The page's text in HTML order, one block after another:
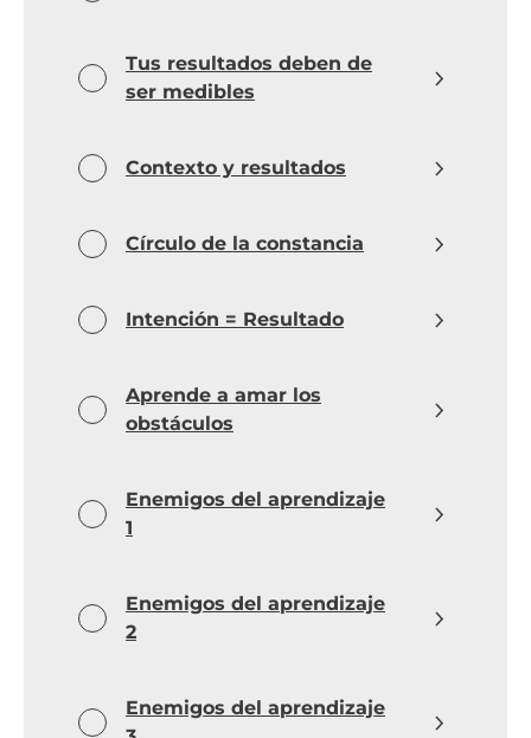
Tus resultados deben de
ser medibles
Contexto y resultados
Círculo de la constancia
Intención = Resultado
Aprende a amar los
obstáculos
Enemigos del aprendizaje
1
Enemigos del aprendizaje
2
Enemigos del aprendizaje